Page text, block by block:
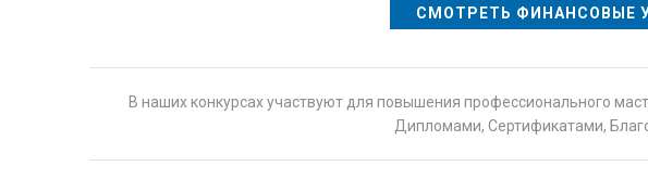
СМОТРЕТЬ ФИНАНСОВЫЕ
В наших конкурсах участвуют для повышения профессионального
Дипломами, Сертификатами,